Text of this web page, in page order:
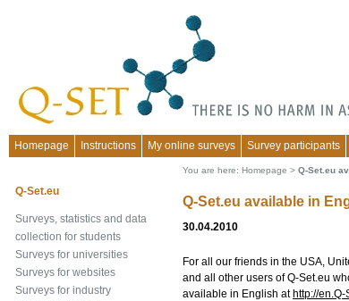
Homepage
Instructions My online surveys Survey participants
You are here: Homepage > Q-Set.eu
Q-Set.eu available in
30.04.2010
For all our friends in the USA,
and all other users of Q-Set.eu
available in English athttp://en.Q-
Q-Set.eu
Surveys, statistics and data
collection for students
Surveys for universities
Surveys for websites
Surveys for industry